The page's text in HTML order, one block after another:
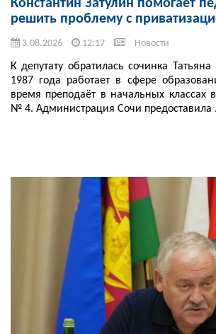
Константин Затулин помогает
решить проблему с
3.08.2026 12:17 Новости
К депутату обратилась сочинка
1987 года работает в сфере
время преподаёт в начальных классах
№ 4. Администрация Сочи предоставила